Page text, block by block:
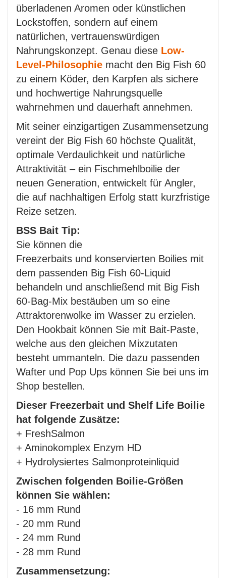
überladenen Aromen oder künstlichen
Lockstoffen, sondern auf einem
natürlichen, vertrauenswürdigen
Nahrungskonzept. Genau diese Low-
Level-Philosophie macht den Big Fish 60
zu einem Köder, den Karpfen als sichere
und hochwertige Nahrungsquelle
wahrnehmen und dauerhaft annehmen.
Mit seiner einzigartigen Zusammensetzung
vereint der Big Fish 60 höchste Qualität,
optimale Verdaulichkeit und natürliche
Attraktivität – ein Fischmehlboilie der
neuen Generation, entwickelt für Angler,
die auf nachhaltigen Erfolg statt kurzfristige
Reize setzen.
BSS Bait Tip:
Sie können die
Freezerbaits und konservierten Boilies mit
dem passenden Big Fish 60-Liquid
behandeln und anschließend mit Big Fish
60-Bag-Mix bestäuben um so eine
Attraktorenwolke im Wasser zu erzielen.
Den Hookbait können Sie mit Bait-Paste,
welche aus den gleichen Mixzutaten
besteht ummanteln. Die dazu passenden
Wafter und Pop Ups können Sie bei uns im
Shop bestellen.
Dieser Freezerbait und Shelf Life Boilie
hat folgende Zusätze:
+ FreshSalmon
+ Aminokomplex Enzym HD
+ Hydrolysiertes Salmonproteinliquid
Zwischen folgenden Boilie-Größen
können Sie wählen:
- 16 mm Rund
- 20 mm Rund
- 24 mm Rund
- 28 mm Rund
Zusammensetzung: